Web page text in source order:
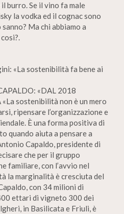
burro. Se il vino fa male
la vodka ed il cognac sono
Ma chi abbiamo a
«La sostenibilità fa bene ai
«DAL 2018
sostenibilità non è un mero
ripensare l’organizzazione e
È una forma positiva di
quando aiuta a pensare a
Capaldo, presidente di
che per il gruppo
familiare, con l’avvio nel
la marginalità è cresciuta del
con 34 milioni di
ettari di vigneto 300 dei
in Basilicata e Friuli, è